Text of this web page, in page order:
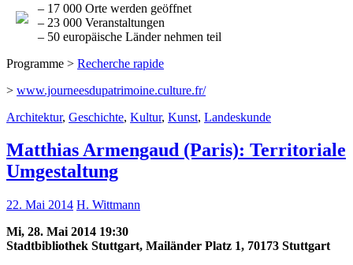
– 17 000 Orte werden geöffnet
– 23 000 Veranstaltungen
– 50 europäische Länder nehmen teil
Programme > Recherche rapide
> www.journeesdupatrimoine.culture.fr/
Architektur, Geschichte, Kultur, Kunst, Landeskunde
Matthias Armengaud (Paris): Territoriale
Umgestaltung
22. Mai 2014 H. Wittmann
Mi, 28. Mai 2014 19:30
Stadtbibliothek Stuttgart, Mailänder Platz 1, 70173 Stuttgart